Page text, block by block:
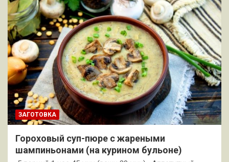
ЗАГОТОВКА
Гороховый суп-пюре с жареными
шампиньонами (на курином бульоне)